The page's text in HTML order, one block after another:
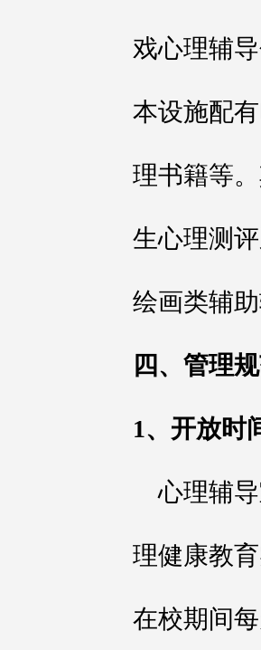
戏心理辅
本设施配
理书籍等
生心理测
绘画类辅
四、管理
1、开放时
心理辅
理健康教
在校期间